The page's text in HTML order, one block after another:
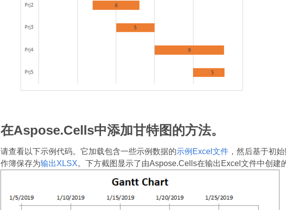
在Aspose.Cells中添加甘特图的方法。
请查看以下示例代码。它加载包含一些示例数据的示例Excel文件，然后基于初
作簿保存为输出XLSX。下方截图显示了由Aspose.Cells在输出Excel文件中创建